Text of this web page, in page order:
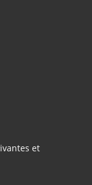
et